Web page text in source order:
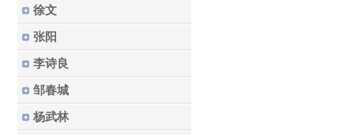
徐文
张阳
李诗良
邹春城
杨武林